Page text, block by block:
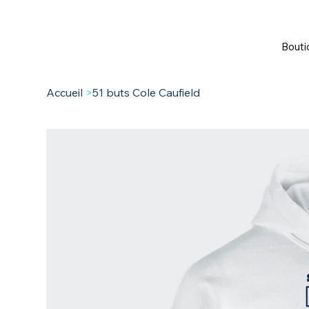
Accueil >51 buts Cole Caufield